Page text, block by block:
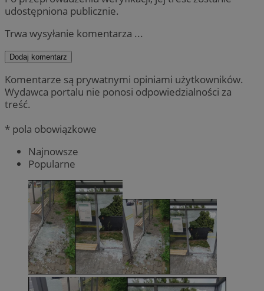
udostępniona publicznie.
Trwa wysyłanie komentarza ...
Dodaj komentarz
Komentarze są prywatnymi opiniami użytkowników.
Wydawca portalu nie ponosi odpowiedzialności za
treść.
* pola obowiązkowe
Najnowsze
Popularne